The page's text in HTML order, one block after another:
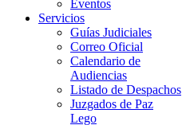
Eventos
Servicios
Guías Judiciales
Correo Oficial
Calendario de
Audiencias
Listado de Despachos
Juzgados de Paz
Lego